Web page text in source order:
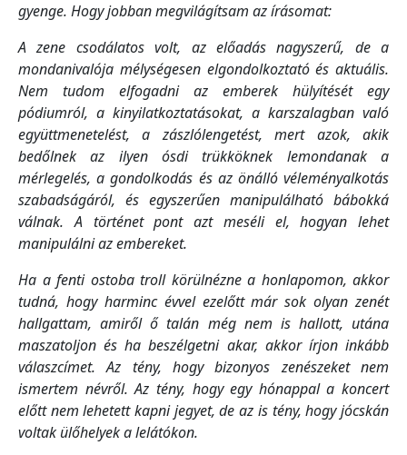
gyenge. Hogy jobban megvilágítsam az írásomat:
A zene csodálatos volt, az előadás nagyszerű, de a
mondanivalója mélységesen elgondolkoztató és aktuális.
Nem tudom elfogadni az emberek hülyítését egy
pódiumról, a kinyilatkoztatásokat, a karszalagban való
együttmenetelést, a zászlólengetést, mert azok, akik
bedőlnek az ilyen ósdi trükköknek lemondanak a
mérlegelés, a gondolkodás és az önálló véleményalkotás
szabadságáról, és egyszerűen manipulálható bábokká
válnak. A történet pont azt meséli el, hogyan lehet
manipulálni az embereket.
Ha a fenti ostoba troll körülnézne a honlapomon, akkor
tudná, hogy harminc évvel ezelőtt már sok olyan zenét
hallgattam, amiről ő talán még nem is hallott, utána
maszatoljon és ha beszélgetni akar, akkor írjon inkább
válaszcímet. Az tény, hogy bizonyos zenészeket nem
ismertem névről. Az tény, hogy egy hónappal a koncert
előtt nem lehetett kapni jegyet, de az is tény, hogy jócskán
voltak ülőhelyek a lelátókon.